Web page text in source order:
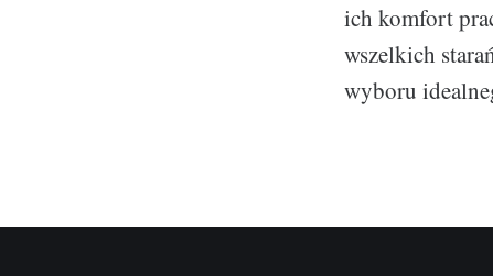
ich komfort
wszelkich
wyboru